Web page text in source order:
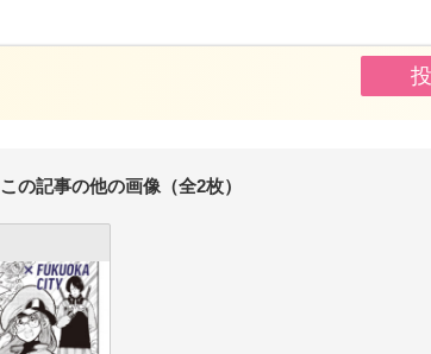
この記事の他の画像（全2枚）